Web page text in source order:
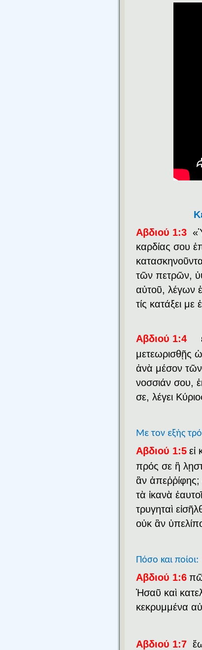
Αβδιού 1:3
καρδίας σου
τῶν πετρῶν,
αὐτοῦ, λέγων
τίς κατάξει με
Αβδιού 1:4
μετεωρισθῇς
ἀνὰ μέσον
νοσσιάν σου,
σε, λέγει
Με τον εξής
Αβδιού 1:5 εἰ
πρός σε ἢ
ἂν
τὰ ἱκανὰ
τρυγηταὶ
οὐκ ἂν
Πόσο και ποίοι:
Αβδιού 1:6
Ἡσαῦ καὶ
κεκρυμμένα
Αβδιού 1:7